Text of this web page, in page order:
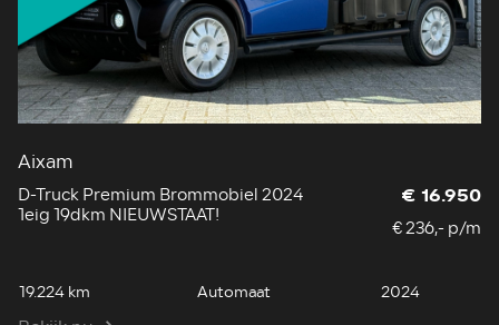
Aixam
D-Truck Premium Brommobiel 2024
1eig 19dkm NIEUWSTAAT!
€ 16.950
€ 236,- p/m
19.224 km Automaat 2024